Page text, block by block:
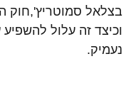
בצלאל סמוטריץ',חוק
וכיצד זה עלול
נעמיק.